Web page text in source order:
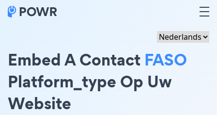
Embed A Contact FASO
Platform_type Op Uw
Website